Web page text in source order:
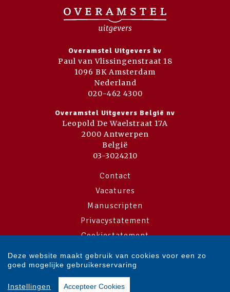
Overamstel Uitgevers bv
Paul van Vlissingenstraat 18
1096 BK Amsterdam
Nederland
020-462 4300
Overamstel Uitgevers België nv
Leopold De Waelstraat 17A
2000 Antwerpen
België
03-3024210
Contact
Vacatures
Manuscripten
Privacystatement
Cookiestatement
Copyright © 2007-2026 Overamstel Uitgevers - Alle rechten voorbehouden
Deze website maakt gebruik van cookies voor een zo
goed mogelijke gebruikerservaring
Instellingen Accepteer Cookies